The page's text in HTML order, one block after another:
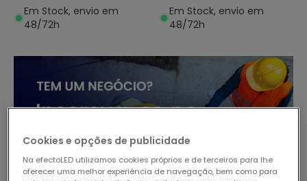
Em Stock, envio em
48/72h
Em Stock, envio em
48/72h
Cookies e opções de publicidade
Na efectoLED utilizamos cookies próprios e de terceiros para lhe
oferecer uma melhor experiência de navegação, bem como para